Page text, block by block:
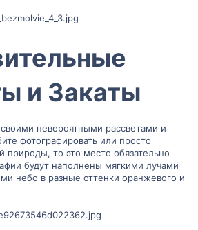
и Закаты​
невероятными рассветами и
фотографировать или просто
природы, то это место обязательно
будут наполнены мягкими лучами
небо в разные оттенки оранжевого и